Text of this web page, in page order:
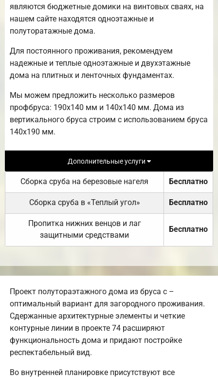
являются бюджетные домики на винтовых сваях, на
нашем сайте находятся одноэтажные и
полуторатажные дома.
Для постоянного проживания, рекомендуем
надежные и теплые одноэтажные и двухэтажные
дома на плитных и ленточных фундаментах.
Мы можем предложить несколько размеров
профбруса: 190х140 мм и 140х140 мм. Дома из
вертикального бруса строим с использованием бруса
140х190 мм.
Дополнительные услуги
Сборка сруба на березовые нагеля Бесплатно
Сборка сруба в «Теплый угол» Бесплатно
Пропитка нижних венцов и лаг
защитными средствами
Бесплатно
Проект полутораэтажного дома из бруса с –
оптимальный вариант для загородного проживания.
Сдержанные архитектурные элементы и четкие
контурные линии в проекте 74 расширяют
функциональность дома и придают постройке
респектабельный вид.
Во внутренней планировке присутствуют все